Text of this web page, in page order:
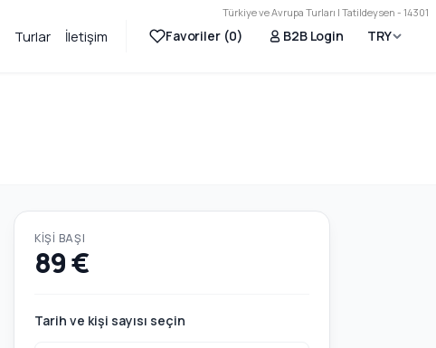
Türkiye ve Avrupa Turları | Tatildeysen - 14301
Turlar İletişim Favoriler (0) B2B Login TRY
KIŞI BAŞI
89 €
Tarih ve kişi sayısı seçin